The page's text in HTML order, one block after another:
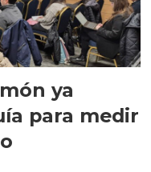
ya
para medir